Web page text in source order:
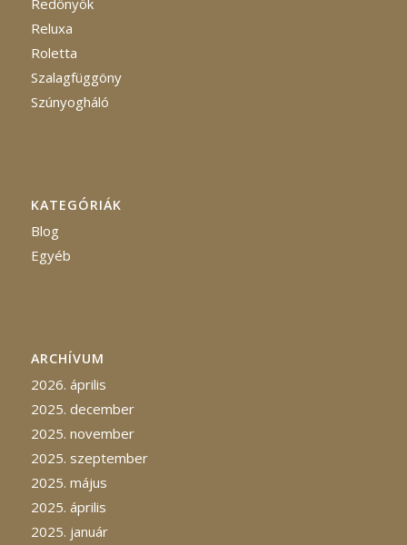
Reluxa
Roletta
Szalagfüggöny
Szúnyogháló
KATEGÓRIÁK
Blog
Egyéb
ARCHÍVUM
2026. április
2025. december
2025. november
2025. szeptember
2025. május
2025. április
2025. január